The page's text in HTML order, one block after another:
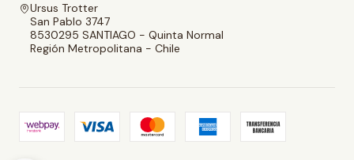
Ursus Trotter
San Pablo 3747
8530295 SANTIAGO - Quinta Normal
Región Metropolitana - Chile